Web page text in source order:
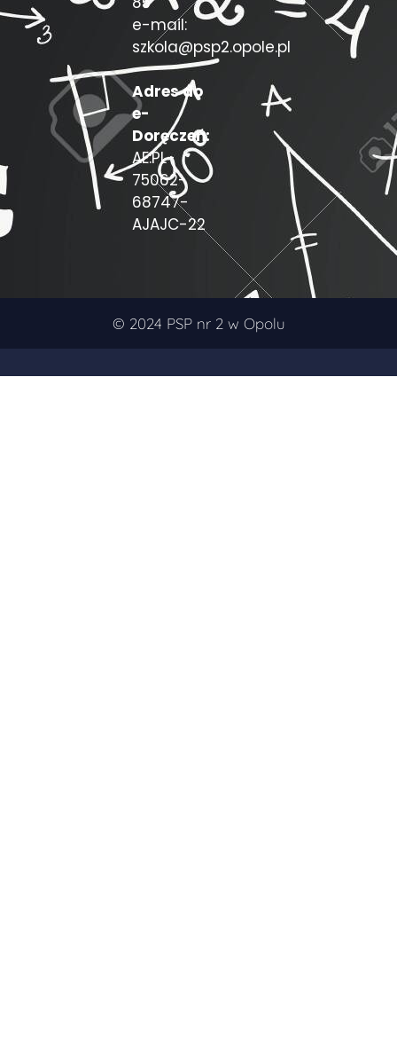
e-mail:
szkola@psp2.opole.pl
Adres do
e-
Doręczeń:
AE:PL-
75062-
68747-
AJAJC-22
© 2024 PSP nr 2 w Opolu